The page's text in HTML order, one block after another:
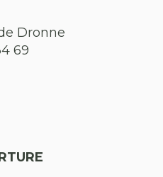
Dronne
69